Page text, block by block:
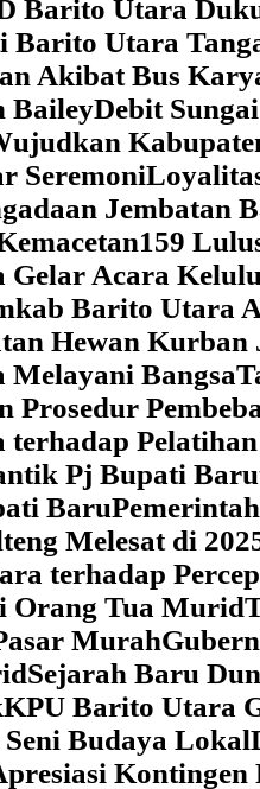
Barito Utara
Barito Utara
Akibat Bus
BaileyDebit
Seremoni
Jembatan
159
Acara
Barito Utara
Hewan Kurban
Bangsa
Prosedur
Pj Bupati
Baru
Melesat di
terhadap
Orang Tua Murid
Murah
Sejarah Baru
KPU Barito Utara
Budaya Lokal
Kontingen